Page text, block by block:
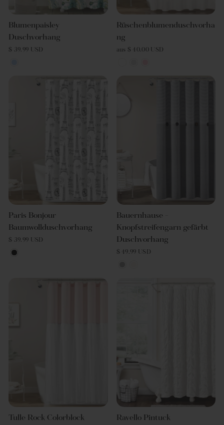
Blumenpaisley
Duschvorhang
$ 39.99 USD
Rüschenblumenduschvorha
ng
aus $ 40.00 USD
Paris Bonjour
Baumwollduschvorhang
$ 39.99 USD
Bauernhause -
Knopfstreifengarn gefärbt
Duschvorhang
$ 49.99 USD
Tulle Rock Colorblock
Ravello Pintuck